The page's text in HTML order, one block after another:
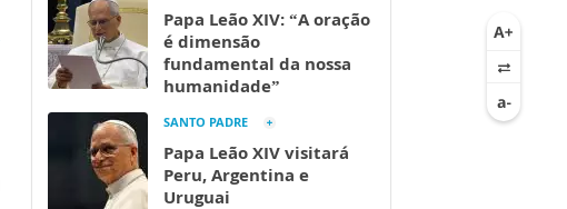
Papa Leão XIV: “A oração
é dimensão
fundamental da nossa
humanidade”
SANTO PADRE
Papa Leão XIV visitará
Peru, Argentina e
Uruguai